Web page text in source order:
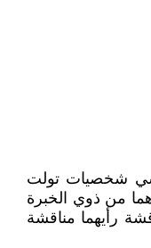
شخصيات تولت
من ذوي الخبرة
رأيهما مناقشة